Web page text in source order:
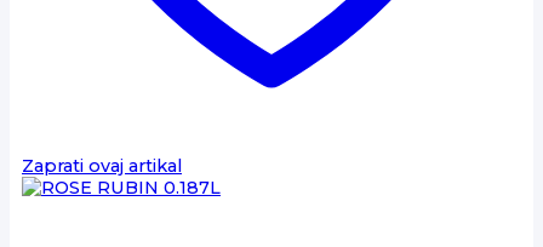
Zaprati ovaj artikal